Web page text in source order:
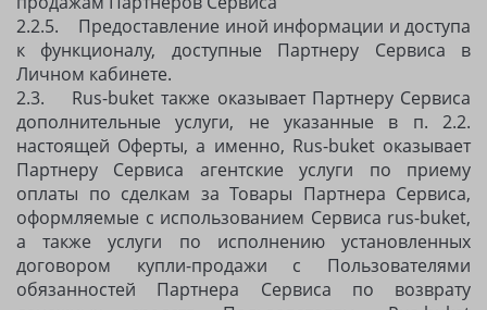
2.2.5. Предоставление иной информации и доступа
к функционалу, доступные Партнеру Сервиса в
Личном кабинете.
2.3. Rus-buket также оказывает Партнеру Сервиса
дополнительные услуги, не указанные в п. 2.2.
настоящей Оферты, а именно, Rus-buket оказывает
Партнеру Сервиса агентские услуги по приему
оплаты по сделкам за Товары Партнера Сервиса,
оформляемые с использованием Сервиса rus-buket,
а также услуги по исполнению установленных
договором купли-продажи с Пользователями
обязанностей Партнера Сервиса по возврату